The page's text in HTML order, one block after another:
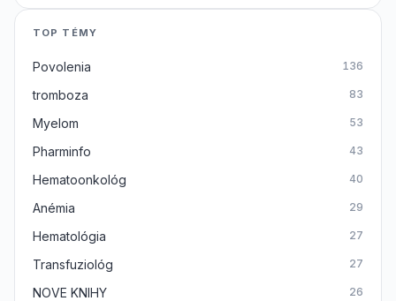
TOP TÉMY
Povolenia 136
tromboza 83
Myelom 53
Pharminfo 43
Hematoonkológ 40
Anémia 29
Hematológia 27
Transfuziológ 27
NOVE KNIHY 26